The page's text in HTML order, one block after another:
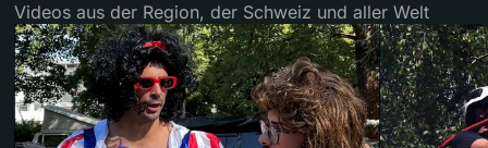
Videos aus der Region, der Schweiz und aller Welt